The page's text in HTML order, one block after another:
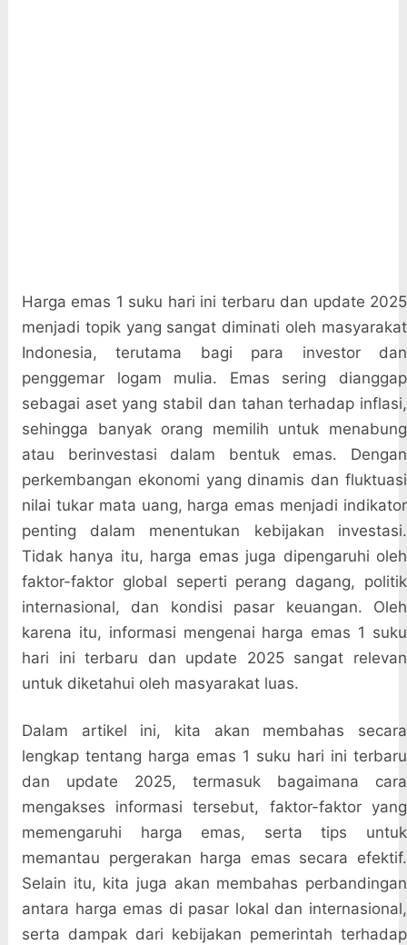
Harga emas 1 suku hari ini terbaru dan update 2025
menjadi topik yang sangat diminati oleh masyarakat
Indonesia, terutama bagi para investor dan
penggemar logam mulia. Emas sering dianggap
sebagai aset yang stabil dan tahan terhadap inflasi,
sehingga banyak orang memilih untuk menabung
atau berinvestasi dalam bentuk emas. Dengan
perkembangan ekonomi yang dinamis dan fluktuasi
nilai tukar mata uang, harga emas menjadi indikator
penting dalam menentukan kebijakan investasi.
Tidak hanya itu, harga emas juga dipengaruhi oleh
faktor-faktor global seperti perang dagang, politik
internasional, dan kondisi pasar keuangan. Oleh
karena itu, informasi mengenai harga emas 1 suku
hari ini terbaru dan update 2025 sangat relevan
untuk diketahui oleh masyarakat luas.
Dalam artikel ini, kita akan membahas secara
lengkap tentang harga emas 1 suku hari ini terbaru
dan update 2025, termasuk bagaimana cara
mengakses informasi tersebut, faktor-faktor yang
memengaruhi harga emas, serta tips untuk
memantau pergerakan harga emas secara efektif.
Selain itu, kita juga akan membahas perbandingan
antara harga emas di pasar lokal dan internasional,
serta dampak dari kebijakan pemerintah terhadap